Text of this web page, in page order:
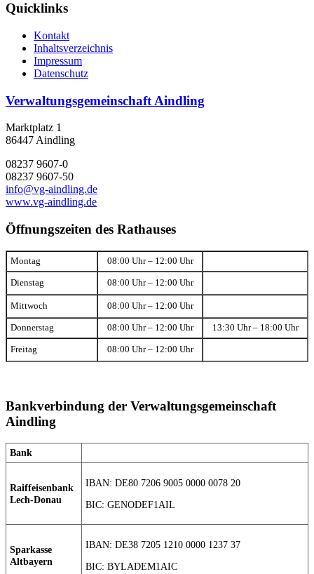
Quicklinks
Kontakt
Inhaltsverzeichnis
Impressum
Datenschutz
Verwaltungsgemeinschaft Aindling
Marktplatz 1
86447 Aindling
08237 9607-0
08237 9607-50
info@vg-aindling.de
www.vg-aindling.de
Öffnungszeiten des Rathauses
Montag 08:00 Uhr – 12:00 Uhr
Dienstag 08:00 Uhr – 12:00 Uhr
Mittwoch 08:00 Uhr – 12:00 Uhr
Donnerstag 08:00 Uhr – 12:00 Uhr 13:30 Uhr – 18:00 Uhr
Freitag 08:00 Uhr – 12:00 Uhr
Bankverbindung der Verwaltungsgemeinschaft
Aindling
Bank
Raiffeisenbank
Lech-Donau
IBAN: DE80 7206 9005 0000 0078 20
BIC: GENODEF1AIL
Sparkasse
Altbayern
IBAN: DE38 7205 1210 0000 1237 37
BIC: BYLADEM1AIC